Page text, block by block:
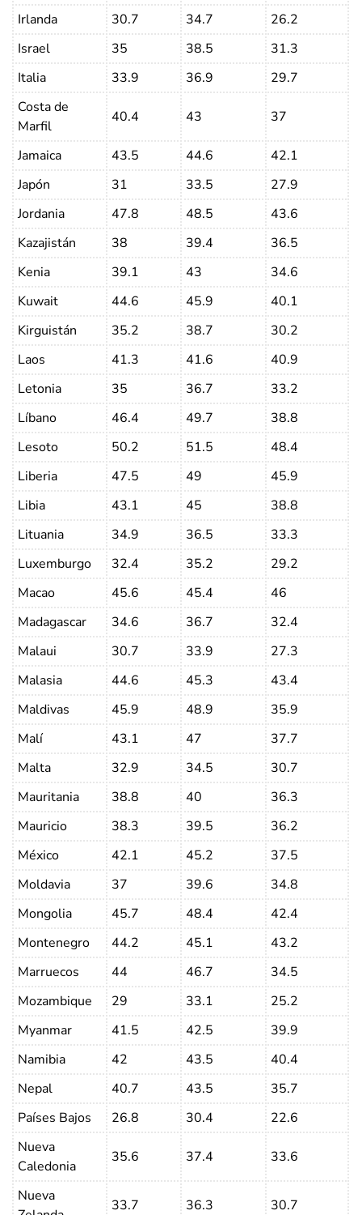
Irlanda
30.7 34.7
26.2
Israel
35 38.5
31.3
Italia
33.9 36.9
29.7
Costa de
Marfil
40.4 43 37
Jamaica 43.5 44.6
42.1
Japón
31 33.5
27.9
Jordania
47.8 48.5
43.6
Kazajistán
38 39.4
36.5
Kenia
39.1 43
34.6
Kuwait
44.6 45.9
40.1
Kirguistán
35.2 38.7
30.2
Laos
41.3 41.6
40.9
Letonia
35 36.7
33.2
Líbano
46.4 49.7
38.8
Lesoto
50.2 51.5
48.4
Liberia
47.5 49
45.9
Libia
43.1 45
38.8
Lituania
34.9 36.5
33.3
Luxemburgo
32.4 35.2
29.2
Macao
45.6 45.4
46
Madagascar
34.6 36.7
32.4
Malaui
30.7 33.9
27.3
Malasia
44.6 45.3
43.4
Maldivas
45.9 48.9
35.9
Malí
43.1 47
37.7
Malta
32.9 34.5
30.7
Mauritania
38.8 40
36.3
Mauricio
38.3 39.5
36.2
México
42.1 45.2
37.5
Moldavia
37 39.6
34.8
Mongolia
45.7 48.4
42.4
Montenegro
44.2 45.1
43.2
Marruecos
44 46.7
34.5
Mozambique
29 33.1
25.2
Myanmar
41.5 42.5
39.9
Namibia
42 43.5
40.4
Nepal
40.7 43.5
35.7
Países Bajos
26.8 30.4
22.6
Nueva
Caledonia
35.6 37.4 33.6
Nueva
33.7 36.3 30.7